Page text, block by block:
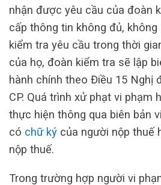
nhận được yêu cầu của đoàn
cấp thông tin không đủ, không
kiểm tra yêu cầu trong thời
của họ, đoàn kiểm tra sẽ lập
hành chính theo Điều 15 Nghị
CP. Quá trình xử phạt vi phạm
thực hiện thông qua biên bản
có chữ ký của người nộp thuế
nộp thuế.
Trong trường hợp người vi